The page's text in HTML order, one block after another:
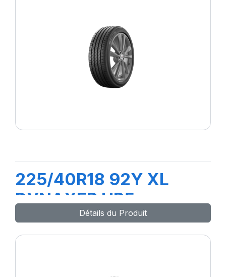
225/40R18 92Y XL
DYNAXER HP5
Détails du Produit